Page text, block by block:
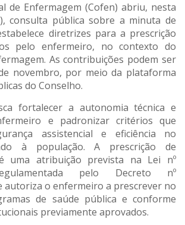
de Enfermagem (Cofen) abriu, nesta
consulta pública sobre a minuta de
diretrizes para a prescrição
pelo enfermeiro, no contexto do
As contribuições podem ser
novembro, por meio da plataforma
do Conselho.
fortalecer a autonomia técnica e
e padronizar critérios que
assistencial e eficiência no
à população. A prescrição de
uma atribuição prevista na Lei nº
pelo Decreto nº
autoriza o enfermeiro a prescrever no
de saúde pública e conforme
previamente aprovados.